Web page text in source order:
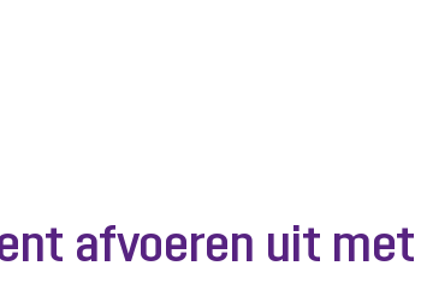
afvoeren uit met